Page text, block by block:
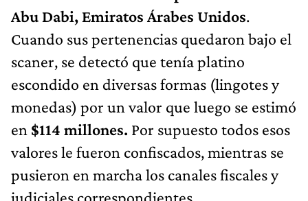
Abu Dabi, Emiratos Árabes Unidos.
Cuando sus pertenencias quedaron bajo el
scaner, se detectó que tenía platino
escondido en diversas formas (lingotes y
monedas) por un valor que luego se estimó
en $114 millones. Por supuesto todos esos
valores le fueron confiscados, mientras se
pusieron en marcha los canales fiscales y
judiciales correspondientes.